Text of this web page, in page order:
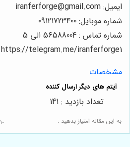
ایمیل: iranferforge@gmail.com
شماره موبایل: 09121723400
شماره تماس : 56588004 الی 5
https://telegram.me/iranferforge1
مشخصات
به این مقاله امتیاز بدهید : 10
تعداد بازدید : 141